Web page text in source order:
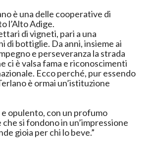
è una delle cooperative di
l’Alto Adige.
di vigneti, pari a una
di bottiglie. Da anni, insieme ai
e perseveranza la strada
ci è valsa fama e riconoscimenti
Ecco perché, pur essendo
è ormai un’istituzione
opulento, con un profumo
si fondono in un’impressione
gioia per chi lo beve.”